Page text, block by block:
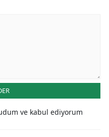
ve kabul ediyorum